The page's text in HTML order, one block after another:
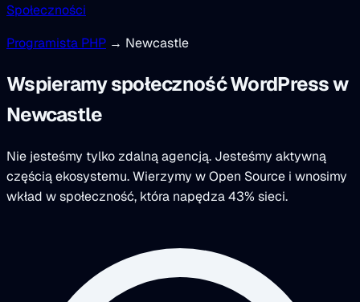
Społeczności
Programista PHP → Newcastle
Wspieramy społeczność WordPress w
Newcastle
Nie jesteśmy tylko zdalną agencją. Jesteśmy aktywną
częścią ekosystemu. Wierzymy w Open Source i wnosimy
wkład w społeczność, która napędza 43% sieci.